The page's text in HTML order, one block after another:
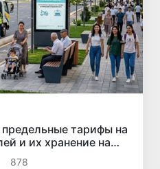
предельные тарифы на
и их хранение на
878